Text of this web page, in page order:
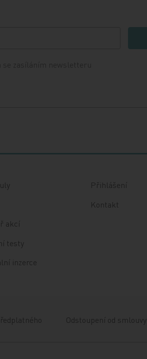
akcí
testy
inzerce
Přihlášení
Kontakt
Odstoupení od smlouvy